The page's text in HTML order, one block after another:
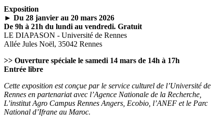
Exposition
► Du 28 janvier au 20 mars 2026
De 9h à 21h du lundi au vendredi. Gratuit
LE DIAPASON - Université de Rennes
Allée Jules Noël, 35042 Rennes
>> Ouverture spéciale le samedi 14 mars de 14h à 17h
Entrée libre
Cette exposition est conçue par le service culturel de l’Université de
Rennes en partenariat avec l’Agence Nationale de la Recherche,
L’institut Agro Campus Rennes Angers, Ecobio, l’ANEF et le Parc
National d’Ifrane au Maroc.